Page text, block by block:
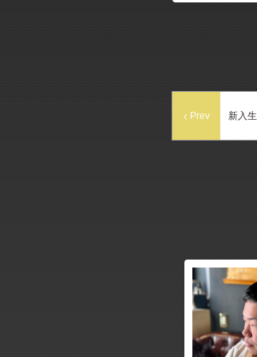
Prev 新入生